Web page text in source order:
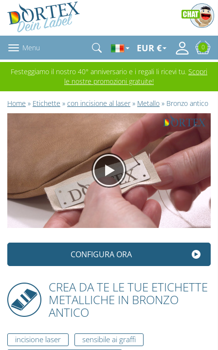
Menu EUR € 0
Festeggiamo il nostro 40° anniversario e i regali li ricevi tu. Scopri
le nostre promozioni gratuite!
Home » Etichette » con incisione al laser» Metallo » Bronzo antico
CONFIGURA ORA
CREA DA TE LE TUE ETICHETTE
METALLICHE IN BRONZO
ANTICO
incisione laser
sensibile ai graffi